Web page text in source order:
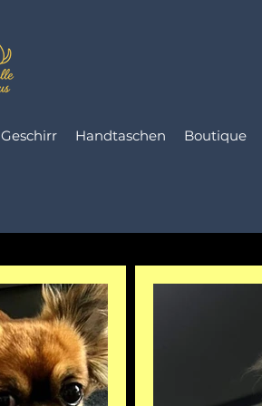
Geschirr Handtaschen Boutique